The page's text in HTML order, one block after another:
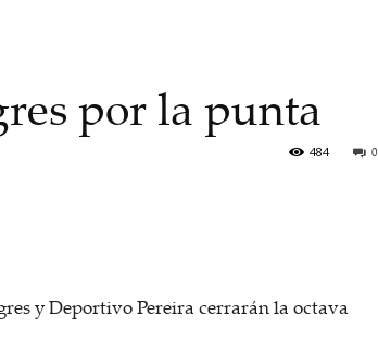
por la punta
0
484
y Deportivo Pereira cerrarán la octava